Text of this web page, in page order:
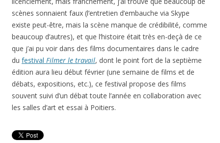
scènes sonnaient faux (l’entretien d’embauche via Skype
existe peut-être, mais la scène manque de crédibilité, comme
beaucoup d’autres), et que l’histoire était très en-deçà de ce
que j’ai pu voir dans des films documentaires dans le cadre
du festival Filmer le travail, dont le point fort de la septième
édition aura lieu début février (une semaine de films et de
débats, expositions, etc.), ce festival propose des films
souvent suivi d’un débat toute l’année en collaboration avec
les salles d’art et essai à Poitiers.